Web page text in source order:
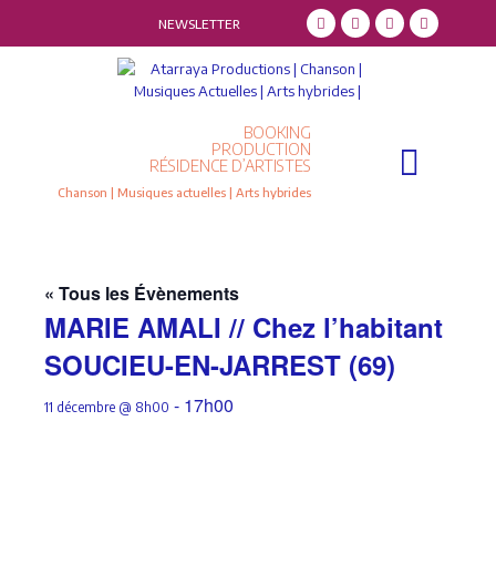
NEWSLETTER
BOOKING
PRODUCTION
RÉSIDENCE D’ARTISTES
Chanson | Musiques actuelles | Arts hybrides
« Tous les Évènements
MARIE AMALI // Chez l’habitant
SOUCIEU-EN-JARREST (69)
11 décembre @ 8h00 - 17h00